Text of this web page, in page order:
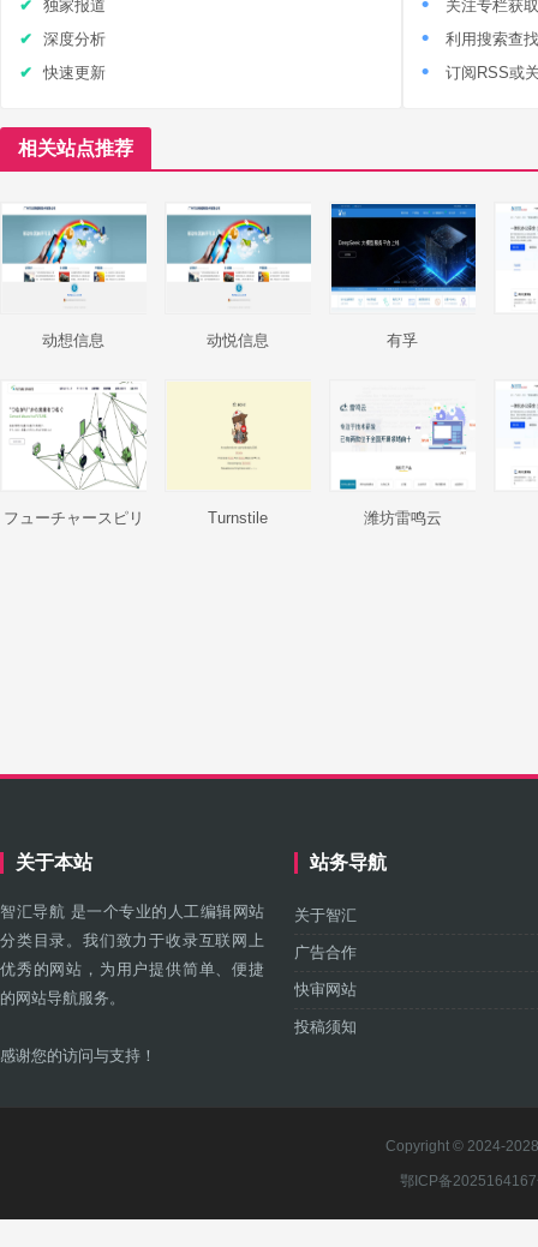
独家报道
深度分析
快速更新
关注专栏获
利用搜索查
订阅RSS或
相关站点推荐
动想信息 动悦信息 有孚
フューチャースピリ
Turnstile 潍坊雷鸣云
关于本站
智汇导航 是一个专业的人工编辑网站
分类目录。我们致力于收录互联网上
优秀的网站，为用户提供简单、便捷
的网站导航服务。
感谢您的访问与支持！
站务导航
关于智汇
广告合作
快审网站
投稿须知
Copyright © 2024-
鄂ICP备